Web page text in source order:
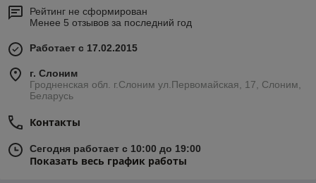
Рейтинг не сформирован
Менее 5 отзывов за последний год
Работает с 17.02.2015
г. Слоним
Гродненская обл. г.Слоним ул.Первомайская, 17, Слоним,
Беларусь
Контакты
Сегодня работает с 10:00 до 19:00
Показать весь график работы